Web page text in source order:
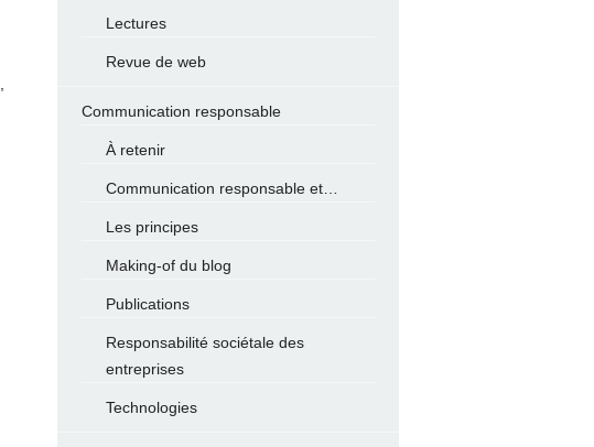
Lectures
Revue de web
Communication responsable
À retenir
Communication responsable et…
Les principes
Making-of du blog
Publications
Responsabilité sociétale des
entreprises
Technologies